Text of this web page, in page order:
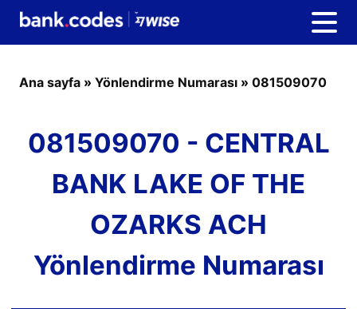
Ana sayfa » Yönlendirme Numarası » 081509070
081509070 - CENTRAL
BANK LAKE OF THE
OZARKS ACH
Yönlendirme Numarası